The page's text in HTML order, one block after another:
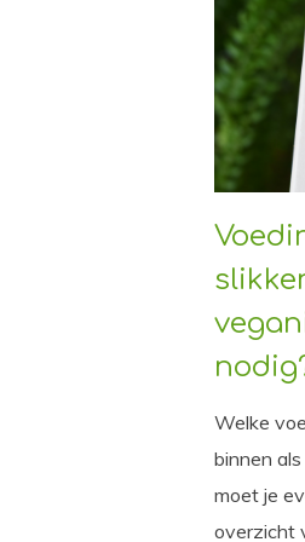
Welke
binnen
moet je
overzicht